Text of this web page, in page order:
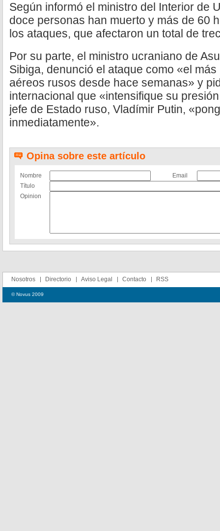
Según informó el ministro del Interior de
doce personas han muerto y más de 60
los ataques, que afectaron un total de
Por su parte, el ministro ucraniano de
Sibiga, denunció el ataque como «el
aéreos rusos desde hace semanas» y
internacional que «intensifique su
jefe de Estado ruso, Vladímir Putin,
inmediatamente».
Opina sobre este artículo
Nombre
Email
Título
Opinion
Nosotros Directorio Aviso Legal Contacto RSS
© Novus 2009